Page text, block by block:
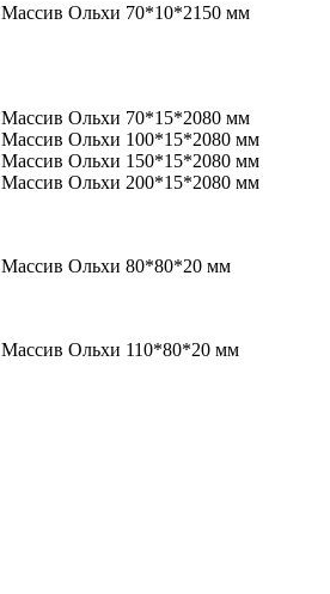
Массив Ольхи 70*10*2150 мм
Массив Ольхи 70*15*2080 мм
Массив Ольхи 100*15*2080 мм
Массив Ольхи 150*15*2080 мм
Массив Ольхи 200*15*2080 мм
Массив Ольхи 80*80*20 мм
Массив Ольхи 110*80*20 мм